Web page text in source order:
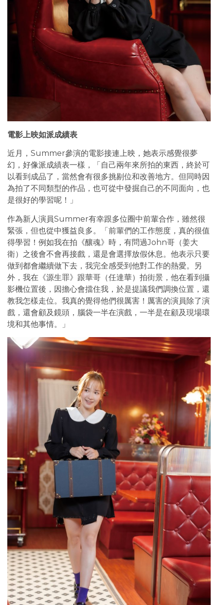
電影上映如派成績表
近月，Summer參演的電影接連上映，她表示感覺很夢
幻，好像派成績表一樣，「自己兩年來所拍的東西，終於可
以看到成品了，當然會有很多挑剔位和改善地方。但同時因
為拍了不同類型的作品，也可從中發掘自己的不同面向，也
是很好的學習呢！」
作為新人演員Summer有幸跟多位圈中前輩合作，雖然很
緊張，但也從中獲益良多。「前輩們的工作態度，真的很值
得學習！例如我在拍《釀魂》時，有問過John哥（姜大
衛）之後會不會再接戲，還是會選擇放假休息。他表示只要
做到都會繼續做下去，我完全感受到他對工作的熱愛。另
外，我在《源生罪》跟華哥（任達華）拍街景，他在看到攝
影機位置後，因擔心會擋住我，於是提議我們調換位置，還
教我怎樣走位。我真的覺得他們很厲害！厲害的演員除了演
戲，還會顧及鏡頭，腦袋一半在演戲，一半是在顧及現場環
境和其他事情。」